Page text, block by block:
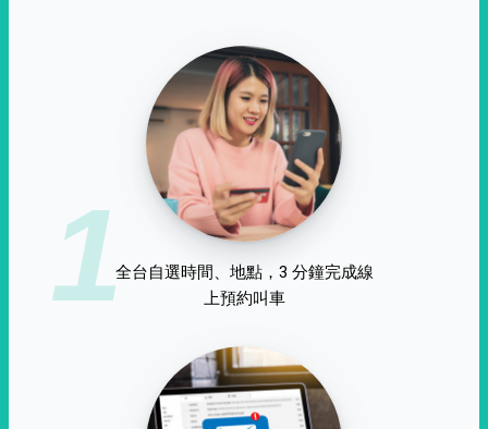
1全台自選時間、地點，3 分鐘完成線
上預約叫車